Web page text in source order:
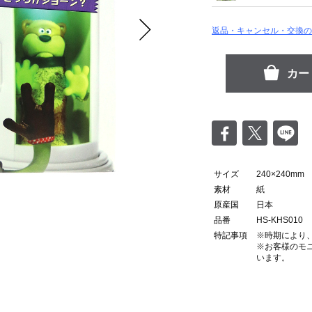
返品・キャンセル・交換
サイズ
240×240mm
素材
紙
原産国
日本
品番
HS-KHS010
特記事項
※時期により
※お客様のモ
います。